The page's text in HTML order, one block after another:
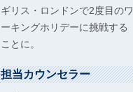
ギリス・ロンドンで2度目のワ
ーキングホリデーに挑戦する
ことに。
担当カウンセラー